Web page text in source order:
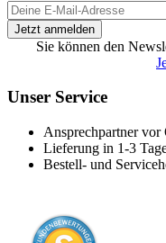
Sie können den
Unser Service
Ansprechpartner vor
Lieferung in 1-3
Bestell- und